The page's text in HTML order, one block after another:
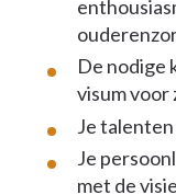
De nodige
visum voor
Je talenten
Je
met de